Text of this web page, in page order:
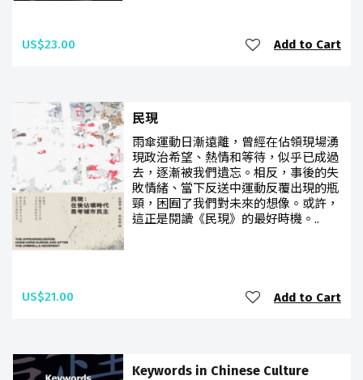
US$23.00 Add to Cart
民現
雨傘運動日漸遠離，曾經在佔領現場湧
現政治希望、熱情和等待，似乎已成過
去，逐漸被我們遺忘。相反，事後的失
敗情緒、當下反送中運動反覆出現的瓶
頸，困囿了我們對未來的想像。或許，
這正是閱讀《民現》的最好時機。..
US$21.00 Add to Cart
Keywords in Chinese Culture